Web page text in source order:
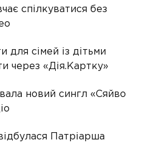
спілкуватися без
для сімей із дітьми
через «Дія.Картку»
новий сингл «Сяйво
Патріарша